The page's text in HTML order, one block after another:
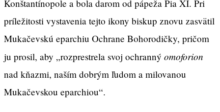
Konštantínopole a bola darom od pápeža Pia XI. Pri
príležitosti vystavenia tejto ikony biskup znovu zasvätil
Mukačevskú eparchiu Ochrane Bohorodičky, pričom
ju prosil, aby „rozprestrela svoj ochranný omoforion
nad kňazmi, naším dobrým ľudom a milovanou
Mukačevskou eparchiou“.